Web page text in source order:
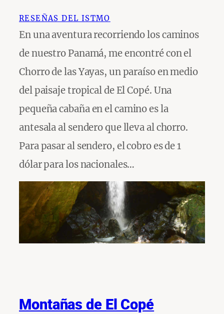
RESEÑAS DEL ISTMO
En una aventura recorriendo los caminos
de nuestro Panamá, me encontré con el
Chorro de las Yayas, un paraíso en medio
del paisaje tropical de El Copé. Una
pequeña cabaña en el camino es la
antesala al sendero que lleva al chorro.
Para pasar al sendero, el cobro es de 1
dólar para los nacionales…
Montañas de El Copé